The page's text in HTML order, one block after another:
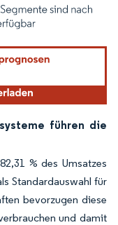
Namensnennung
führen die
% des Umsatzes
Standardauswahl für
bevorzugen diese
und damit